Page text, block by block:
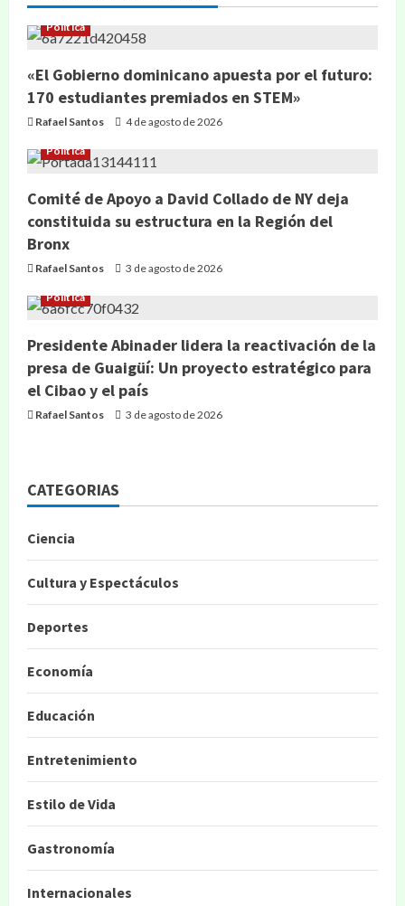
Política
«El Gobierno dominicano apuesta por el futuro:
170 estudiantes premiados en STEM»
Rafael Santos 4 de agosto de 2026
Política
Comité de Apoyo a David Collado de NY deja
constituida su estructura en la Región del
Bronx
Rafael Santos 3 de agosto de 2026
Política
Presidente Abinader lidera la reactivación de la
presa de Guaigüí: Un proyecto estratégico para
el Cibao y el país
Rafael Santos 3 de agosto de 2026
CATEGORIAS
Ciencia
Cultura y Espectáculos
Deportes
Economía
Educación
Entretenimiento
Estilo de Vida
Gastronomía
Internacionales